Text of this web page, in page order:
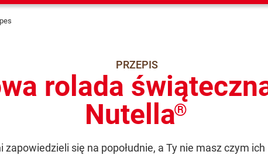
PRZEPIS
rolada
Nutella®
zapowiedzieli się na popołudnie, a Ty nie masz czym ich